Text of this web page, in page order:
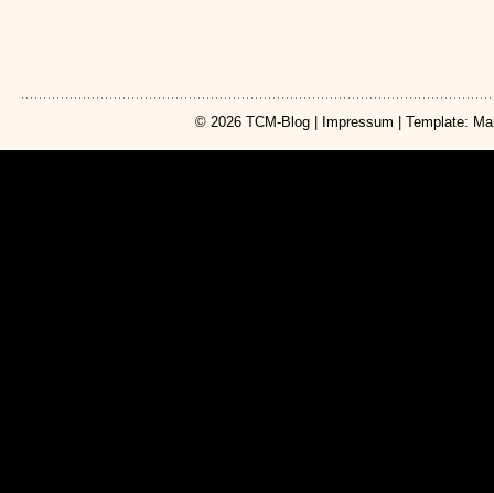
© 2026 TCM-Blog| Impressum | Template: